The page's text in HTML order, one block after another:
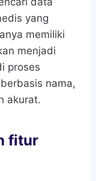
yang
memiliki
menjadi
proses
nama,
akurat.
fitur